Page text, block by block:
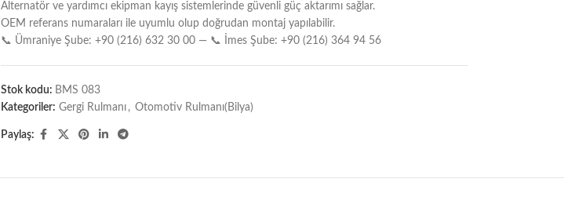
Alternatör ve yardımcı ekipman kayış sistemlerinde güvenli güç aktarımı sağlar.
OEM referans numaraları ile uyumlu olup doğrudan montaj yapılabilir.
📞 Ümraniye Şube: +90 (216) 632 30 00 — 📞 İmes Şube: +90 (216) 364 94 56
Stok kodu: BMS 083
Kategoriler: Gergi Rulmanı , Otomotiv Rulmanı(Bilya)
Paylaş: